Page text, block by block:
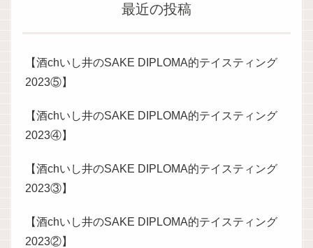
最近の投稿
【酒chいし井のSAKE DIPLOMA的テイスティング
2023⑤】
【酒chいし井のSAKE DIPLOMA的テイスティング
2023④】
【酒chいし井のSAKE DIPLOMA的テイスティング
2023③】
【酒chいし井のSAKE DIPLOMA的テイスティング
2023②】